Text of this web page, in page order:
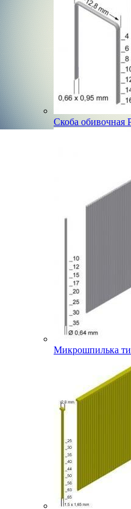
Скоба обивочная
Микрошпилька